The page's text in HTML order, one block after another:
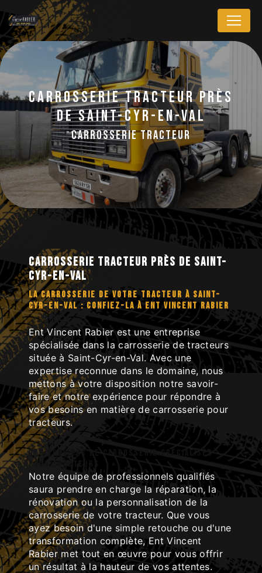
Carrosserie tracteur près
de Saint-Cyr-en-Val
Carrosserie tracteur
Carrosserie tracteur près de Saint-
Cyr-en-Val
LA CARROSSERIE DE VOTRE TRACTEUR À SAINT-
CYR-EN-VAL : CONFIEZ-LA À ENT VINCENT RABIER
Ent Vincent Rabier est une entreprise
spécialisée dans la carrosserie de tracteurs
située à Saint-Cyr-en-Val. Avec une
expertise reconnue dans le domaine, nous
mettons à votre disposition notre savoir-
faire et notre expérience pour répondre à
vos besoins en matière de carrosserie pour
tracteurs.
Des services de carrosserie spécialisés
pour tracteurs
Notre équipe de professionnels qualifiés
saura prendre en charge la réparation, la
rénovation ou la personnalisation de la
carrosserie de votre tracteur. Que vous
ayez besoin d'une simple retouche ou d'une
transformation complète, Ent Vincent
Rabier met tout en œuvre pour vous offrir
un résultat à la hauteur de vos attentes.
Panneau de gestion des cookies